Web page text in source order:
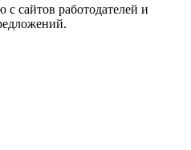
сайтов работодателей и